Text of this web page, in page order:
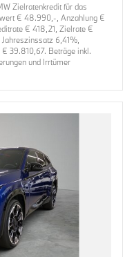
Zielratenkredit für das
€ 48.990,-, Anzahlung €
€ 418,21, Zielrate €
6,41%,
39.810,67. Beträge inkl.
und Irrtümer